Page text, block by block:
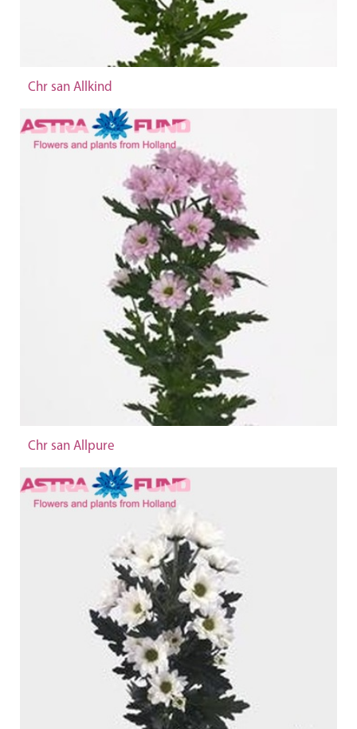
Chr san Allkind
Chr san Allpure